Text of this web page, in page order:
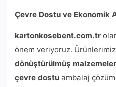
Çevre Dostu ve Ekonomik
kartonkosebent.com.tr
önem veriyoruz.
dönüştürülmüş
çevre dostu ambalaj